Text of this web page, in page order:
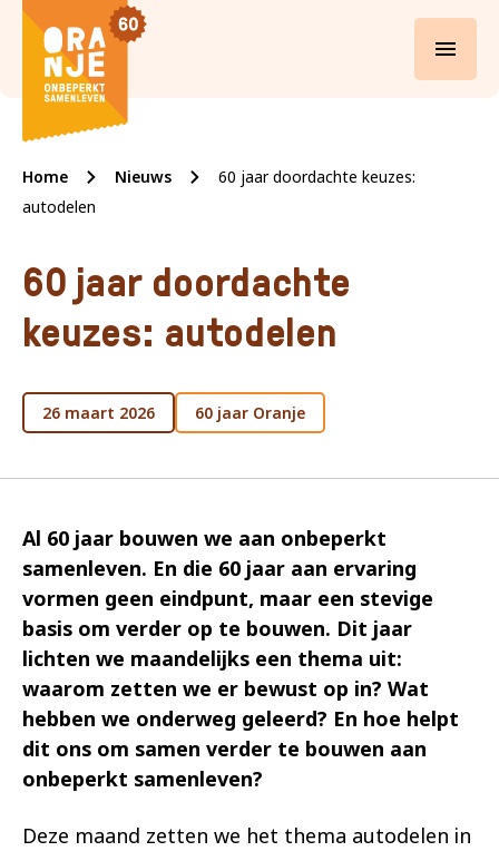
Ga verder naar de hoofdinhoud.
Home Nieuws
60 jaar doordachte keuzes:
autodelen
60 jaar doordachte
keuzes: autodelen
26 maart 2026 60 jaar Oranje
Al 60 jaar bouwen we aan onbeperkt
samenleven. En die 60 jaar aan ervaring
vormen geen eindpunt, maar een stevige
basis om verder op te bouwen. Dit jaar
lichten we maandelijks een thema uit:
waarom zetten we er bewust op in? Wat
hebben we onderweg geleerd? En hoe helpt
dit ons om samen verder te bouwen aan
onbeperkt samenleven?
Deze maand zetten we het thema autodelen in